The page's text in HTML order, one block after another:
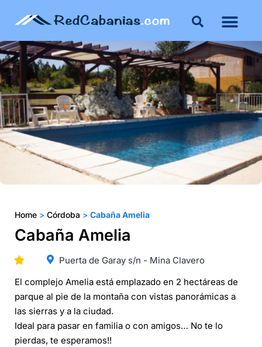
Home > Córdoba > Cabaña Amelia
Cabaña Amelia
Puerta de Garay s/n - Mina Clavero
El complejo Amelia está emplazado en 2 hectáreas de
parque al pie de la montaña con vistas panorámicas a
las sierras y a la ciudad.
Ideal para pasar en familia o con amigos… No te lo
pierdas, te esperamos!!